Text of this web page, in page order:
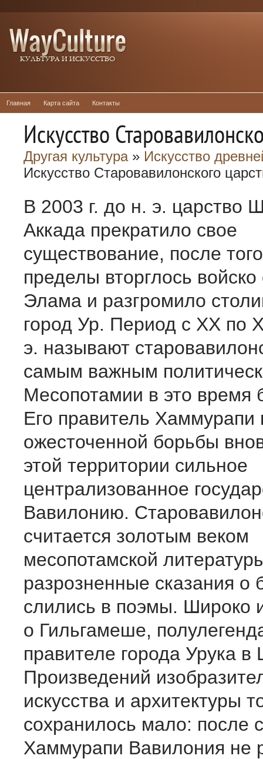
Главная Карта сайта Контакты
Искусство
Другая культура» Искусство
Искусство Старовавилонского
В 2003 г. до н. э. царство
Аккада прекратило свое
существование, после
пределы вторглось войско
Элама и разгромило
город Ур. Период с XX по
э. называют
самым важным
Месопотамии в это время
Его правитель Хаммурапи
ожесточенной борьбы
этой территории сильное
централизованное
Вавилонию.
считается золотым веком
месопотамской
разрозненные сказания о
слились в поэмы. Широко
о Гильгамеше,
правителе города Урука
Произведений
искусства и архитектуры
сохранилось мало: после
Хаммурапи Вавилония не